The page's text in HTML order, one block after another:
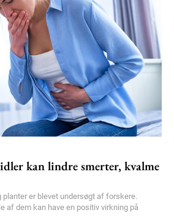
kan lindre smerter, kvalme
planter er blevet undersøgt af forskere.
af dem kan have en positiv virkning på